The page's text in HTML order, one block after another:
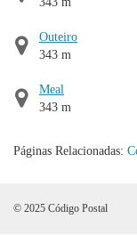
Outeiro
343 m
Meal
343 m
Páginas Relacionadas:
© 2025 Código Postal